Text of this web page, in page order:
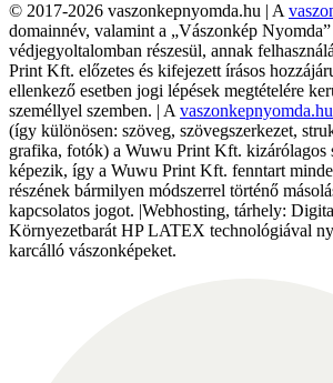
© 2017-2026 vaszonkepnyomda.hu | A
domainnév, valamint a „Vászonkép
védjegyoltalomban részesül, annak
Print Kft. előzetes és kifejezett írásos
ellenkező esetben jogi lépések megtételére
személlyel szemben. | A vaszonkepnyomda.hu
(így különösen: szöveg, szövegszerkezet,
grafika, fotók) a Wuwu Print Kft. kizárólagos
képezik, így a Wuwu Print Kft. fenntart
részének bármilyen módszerrel történő
kapcsolatos jogot. |Webhosting, tárhely:
Környezetbarát HP LATEX technológiával
karcálló vászonképeket.